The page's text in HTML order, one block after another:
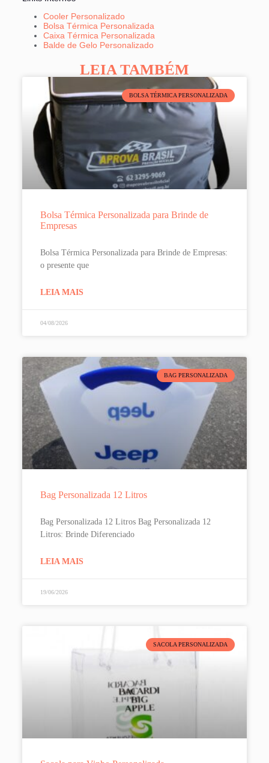
Cooler Personalizado
Bolsa Térmica Personalizada
Caixa Térmica Personalizada
Balde de Gelo Personalizado
LEIA TAMBÉM
BOLSA TÉRMICA PERSONALIZADA
Bolsa Térmica Personalizada para Brinde de
Empresas
Bolsa Térmica Personalizada para Brinde de Empresas:
o presente que
LEIA MAIS
04/08/2026
BAG PERSONALIZADA
Bag Personalizada 12 Litros
Bag Personalizada 12 Litros Bag Personalizada 12
Litros: Brinde Diferenciado
LEIA MAIS
19/06/2026
SACOLA PERSONALIZADA